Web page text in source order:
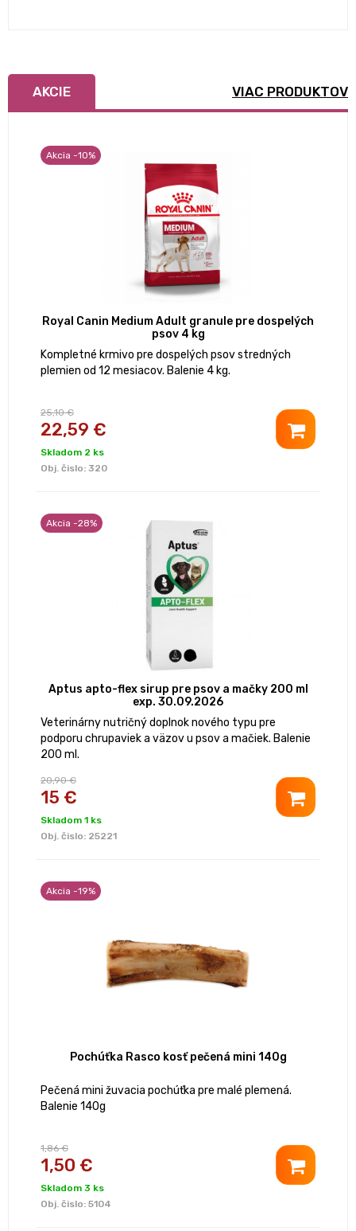
AKCIE VIAC PRODUKTOV
Akcia -10%
Royal Canin Medium Adult granule pre dospelých
psov 4 kg
Kompletné krmivo pre dospelých psov stredných
plemien od 12 mesiacov. Balenie 4 kg.
25,10 €
22,59 €
Skladom 2 ks
Obj. čislo: 320
Akcia -28%
Aptus apto-flex sirup pre psov a mačky 200 ml
exp. 30.09.2026
Veterinárny nutričný doplnok nového typu pre
podporu chrupaviek a väzov u psov a mačiek. Balenie
200 ml.
20,90 €
15 €
Skladom 1 ks
Obj. čislo: 25221
Akcia -19%
Pochúťka Rasco kosť pečená mini 140g
Pečená mini žuvacia pochúťka pre malé plemená.
Balenie 140g
1,86 €
1,50 €
Skladom 3 ks
Obj. čislo: 5104